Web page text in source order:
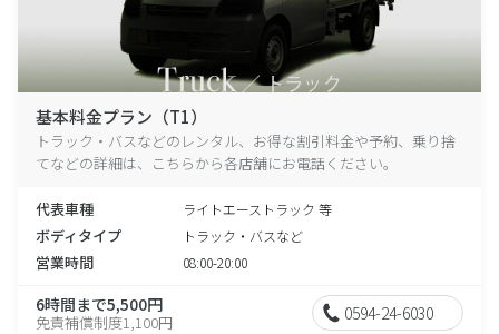
基本料金プラン（T1）
トラック・バスなどのレンタル、お得な割引料金や予約、乗り捨
てなどの詳細は、こちらから各店舗にお電話ください。
代表車種 ライトエーストラック 等
ボディタイプ トラック・バスなど
営業時間 08:00-20:00
6時間まで5,500円
免責補償制度1,100円 0594-24-6030